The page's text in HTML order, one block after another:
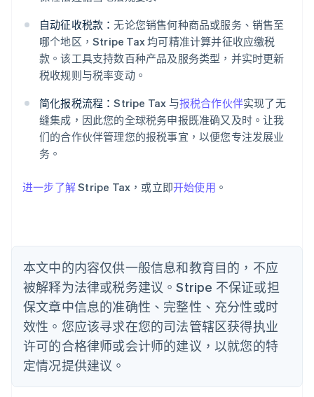
自动征收税款：无论您销售何种商品或服务、销售至
哪个地区，Stripe Tax 均可精准计算并征收应缴税
款。该工具支持数百种产品及服务类型，并实时更新
税收规则与税率变动。
简化报税流程：Stripe Tax 与报税合作伙伴实现了无
缝集成，因此您的全球税务申报既准确又及时。让我
们的合作伙伴管理您的报税事宜，以便您专注发展业
务。
进一步了解Stripe Tax，或立即开始使用 。
本文中的内容仅供一般信息和教育目的，不应
被解释为法律或税务建议。Stripe 不保证或担
保文章中信息的准确性、完整性、充分性或时
效性。您应该寻求在您的司法管辖区获得执业
许可的合格律师或会计师的建议，以就您的特
定情况提供建议。
阿联酋
English
爱尔兰
爱沙尼亚
English
奥地利
DeutschEnglish
澳大利亚
巴西
比利时
波兰
English
丹麦
English
德国
DeutschEnglish
法国
FrançaisEnglish
芬兰